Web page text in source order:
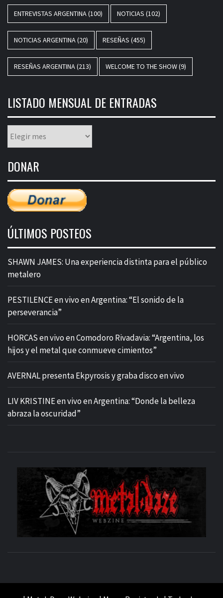
ENTREVISTAS ARGENTINA(100) NOTICIAS (102)
NOTICIAS ARGENTINA(20) RESEÑAS (455)
RESEÑAS ARGENTINA(213) WELCOME TO THE SHOW(9)
LISTADO MENSUAL DE ENTRADAS
mensual
entradas
DONAR
ÚLTIMOS POSTEOS
SHAWN JAMES: Una experiencia distinta para el público
metalero
PESTILENCE en vivo en Argentina: “El sonido de la
perseverancia”
HORCAS en vivo en Comodoro Rivadavia: “Argentina, los
hijos y el metal que conmueve cimientos”
AVERNAL presenta Ekpyrosis y graba disco en vivo
LIV KRISTINE en vivo en Argentina: “Donde la belleza
abraza la oscuridad”